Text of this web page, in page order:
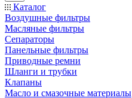
Каталог
Воздушные фильтры
Масляные фильтры
Сепараторы
Панельные фильтры
Приводные ремни
Шланги и трубки
Клапаны
Масло и смазочные материалы